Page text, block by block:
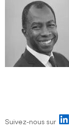
Suivez-nous sur